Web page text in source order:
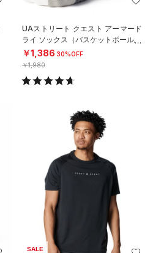
UAストリート クエスト アーマード
ライ ソックス（バスケットボール/U
NISEX）
￥1,386 30%OFF
￥1,980
SALE